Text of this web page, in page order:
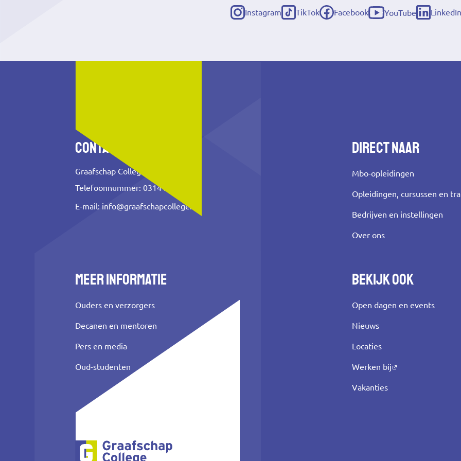
Instagram
(externe
TikTok
(externe
Facebook
(externe
YouTube
(externe
LinkedIn
(externe
Contact
Graafschap College
Telefoonnummer: 0314 353 500
E-mail: info@graafschapcollege.nl
Direct naar
Mbo-opleidingen
Opleidingen, cursussen en
Bedrijven en instellingen
Over ons
Meer informatie
Ouders en verzorgers
Decanen en mentoren
Pers en media
Oud-studenten
Bekijk ook
Open dagen en events
Nieuws
Locaties
Werken bij
Vakanties